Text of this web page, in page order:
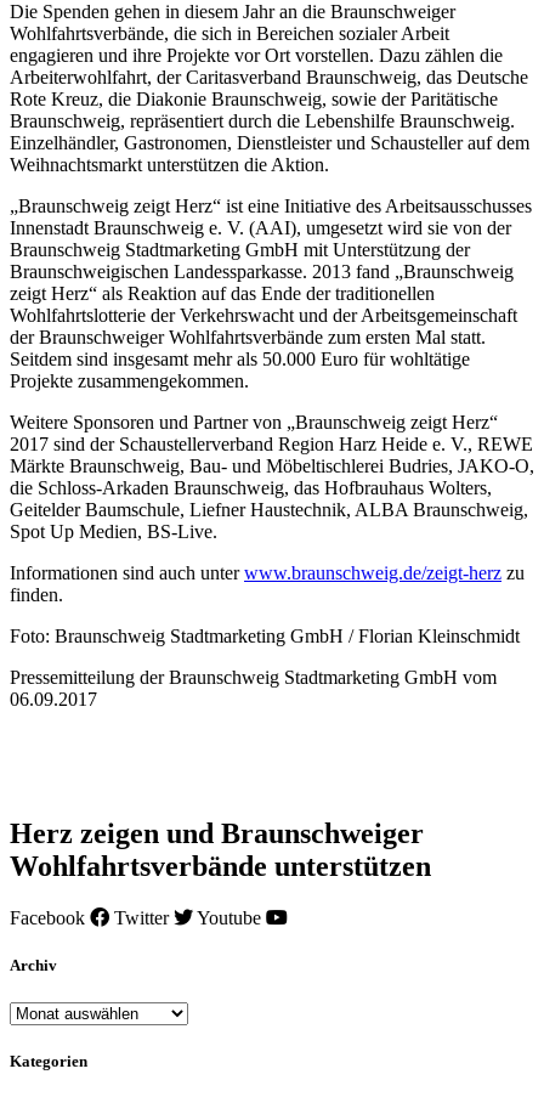
Die Spenden gehen in diesem Jahr an die Braunschweiger
Wohlfahrtsverbände, die sich in Bereichen sozialer Arbeit
engagieren und ihre Projekte vor Ort vorstellen. Dazu zählen die
Arbeiterwohlfahrt, der Caritasverband Braunschweig, das Deutsche
Rote Kreuz, die Diakonie Braunschweig, sowie der Paritätische
Braunschweig, repräsentiert durch die Lebenshilfe Braunschweig.
Einzelhändler, Gastronomen, Dienstleister und Schausteller auf dem
Weihnachtsmarkt unterstützen die Aktion.
„Braunschweig zeigt Herz“ ist eine Initiative des Arbeitsausschusses
Innenstadt Braunschweig e. V. (AAI), umgesetzt wird sie von der
Braunschweig Stadtmarketing GmbH mit Unterstützung der
Braunschweigischen Landessparkasse. 2013 fand „Braunschweig
zeigt Herz“ als Reaktion auf das Ende der traditionellen
Wohlfahrtslotterie der Verkehrswacht und der Arbeitsgemeinschaft
der Braunschweiger Wohlfahrtsverbände zum ersten Mal statt.
Seitdem sind insgesamt mehr als 50.000 Euro für wohltätige
Projekte zusammengekommen.
Weitere Sponsoren und Partner von „Braunschweig zeigt Herz“
2017 sind der Schaustellerverband Region Harz Heide e. V., REWE
Märkte Braunschweig, Bau- und Möbeltischlerei Budries, JAKO-O,
die Schloss-Arkaden Braunschweig, das Hofbrauhaus Wolters,
Geitelder Baumschule, Liefner Haustechnik, ALBA Braunschweig,
Spot Up Medien, BS-Live.
Informationen sind auch unterwww.braunschweig.de/zeigt-herz zu
finden.
Foto: Braunschweig Stadtmarketing GmbH / Florian Kleinschmidt
Pressemitteilung der Braunschweig Stadtmarketing GmbH vom
06.09.2017
Herz zeigen und Braunschweiger
Wohlfahrtsverbände unterstützen
Facebook Twitter Youtube
Archiv
Archiv
Kategorien